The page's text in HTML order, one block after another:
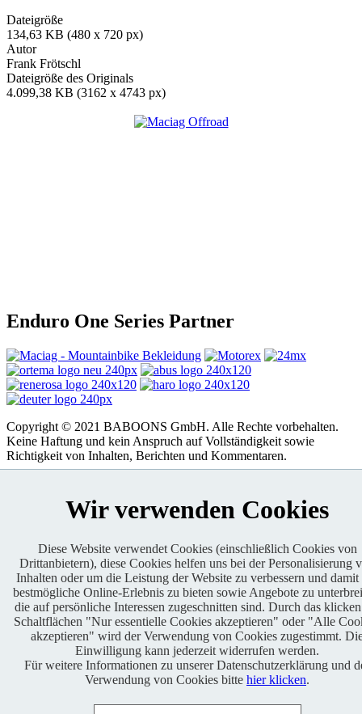
Dateigröße
134,63 KB (480 x 720 px)
Autor
Frank Frötschl
Dateigröße des Originals
4.099,38 KB (3162 x 4743 px)
Enduro One Series Partner
Copyright © 2021 BABOONS GmbH. Alle Rechte vorbehalten.
Keine Haftung und kein Anspruch auf Vollständigkeit sowie
Richtigkeit von Inhalten, Berichten und Kommentaren.
BABOONS| Admin
Wir verwenden Cookies
Diese Website verwendet Cookies (einschließlich Cookies von
Drittanbietern), diese Cookies helfen uns bei der Personalisierung
Inhalten oder um die Leistung der Website zu verbessern und damit
bestmögliche Online-Erlebnis zu bieten sowie Angebote zu
die auf persönliche Interessen zugeschnitten sind. Durch das
Schaltflächen "Nur essentielle Cookies akzeptieren" oder "Alle
akzeptieren" wird der Verwendung von Cookies zugestimmt.
Einwilligung kann jederzeit widerrufen werden.
Für weitere Informationen zu unserer Datenschutzerklärung und
Verwendung von Cookies bitte hier klicken.